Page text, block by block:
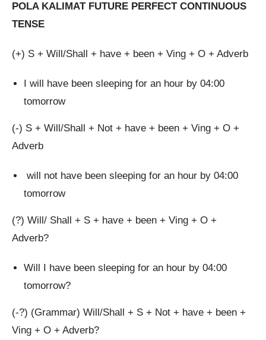
POLA KALIMAT FUTURE PERFECT CONTINUOUS
TENSE
(+) S + Will/Shall + have + been + Ving + O + Adverb
I will have been sleeping for an hour by 04:00
tomorrow
(-) S + Will/Shall + Not + have + been + Ving + O +
Adverb
will not have been sleeping for an hour by 04:00
tomorrow
(?) Will/ Shall + S + have + been + Ving + O +
Adverb?
Will I have been sleeping for an hour by 04:00
tomorrow?
(-?) (Grammar) Will/Shall + S + Not + have + been +
Ving + O + Adverb?